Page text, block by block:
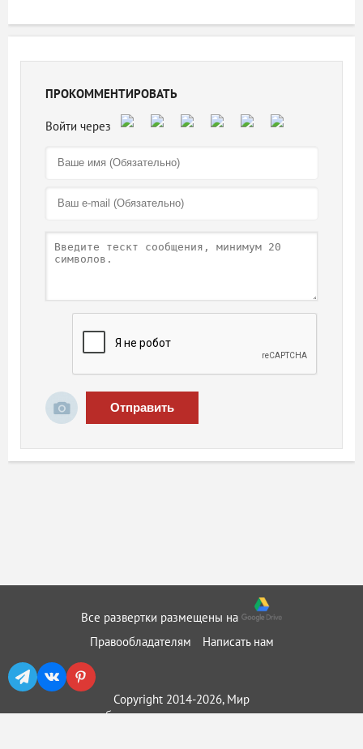
ПРОКОММЕНТИРОВАТЬ
Отправить
Все развертки размещены на
Правообладателям
Написать нам
Copyright 2014-2026, Мир
бумажного моделирования ::